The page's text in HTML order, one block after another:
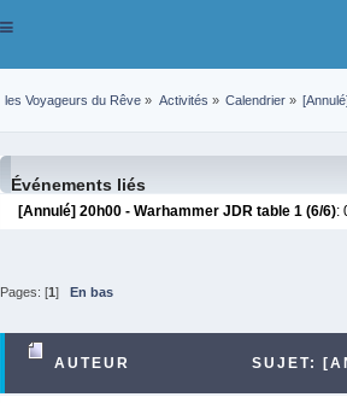
Toggle
les Voyageurs du Rêve » Activités » Calendrier»
Événements liés
[Annulé] 20h00 - Warhammer JDR table 1 (6/6):
Pages: [1] En bas
AUTEUR SUJET: